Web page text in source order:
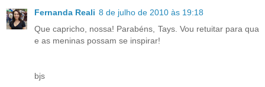
Fernanda Reali 8 de julho de 2010 às 19:18
Que capricho, nossa! Parabéns, Tays. Vou retuitar para qua
e as meninas possam se inspirar!
bjs